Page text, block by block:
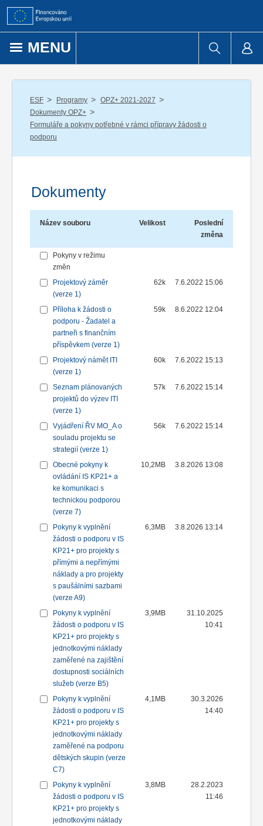
Přejít k obsahu
MENU
ESF / Programy / OPZ+ 2021-2027 /
Dokumenty OPZ+ /
Formuláře a pokyny potřebné v rámci přípravy žádosti o
podporu
Dokumenty
Název souboru Velikost
Poslední
změna
Pokyny v režimu
změn
Projektový záměr
(verze 1)
62k 7.6.2022 15:06
Příloha k žádosti o
podporu - Žadatel a
partneři s finančním
příspěvkem (verze 1)
59k 8.6.2022 12:04
Projektový námět ITI
(verze 1)
60k 7.6.2022 15:13
Seznam plánovaných
projektů do výzev ITI
(verze 1)
57k 7.6.2022 15:14
Vyjádření ŘV MO_A o
souladu projektu se
strategií (verze 1)
56k 7.6.2022 15:14
Obecné pokyny k
ovládání IS KP21+ a
ke komunikaci s
technickou podporou
(verze 7)
10,2MB 3.8.2026 13:08
Pokyny k vyplnění
žádosti o podporu v IS
KP21+ pro projekty s
přímými a nepřímými
náklady a pro projekty
s paušálními sazbami
(verze A9)
6,3MB 3.8.2026 13:14
Pokyny k vyplnění
žádosti o podporu v IS
KP21+ pro projekty s
jednotkovými náklady
zaměřené na zajištění
dostupnosti sociálních
služeb (verze B5)
3,9MB
31.10.2025
10:41
Pokyny k vyplnění
žádosti o podporu v IS
KP21+ pro projekty s
jednotkovými náklady
zaměřené na podporu
dětských skupin (verze
C7)
4,1MB
30.3.2026
14:40
Pokyny k vyplnění
žádosti o podporu v IS
KP21+ pro projekty s
jednotkovými náklady
3,8MB
28.2.2023
11:46